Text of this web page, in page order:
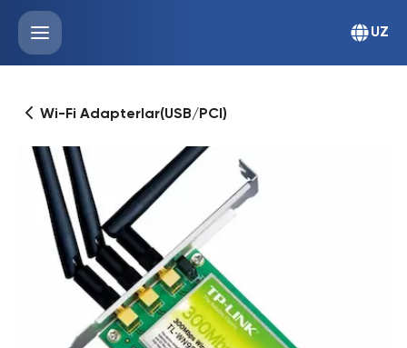
UZ
Wi-Fi Adapterlar(USB/PCI)